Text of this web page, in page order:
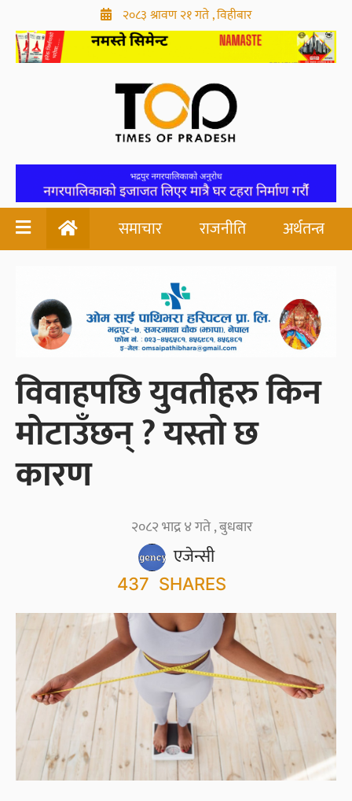
२०८३ श्रावण २१ गते , विहीबार
समाचार राजनीति अर्थतन्त्र
विवाहपछि युवतीहरु किन
मोटाउँछन् ? यस्तो छ
कारण
एजेन्सी
२०८२ भाद्र ४ गते , बुधबार
437 SHARES